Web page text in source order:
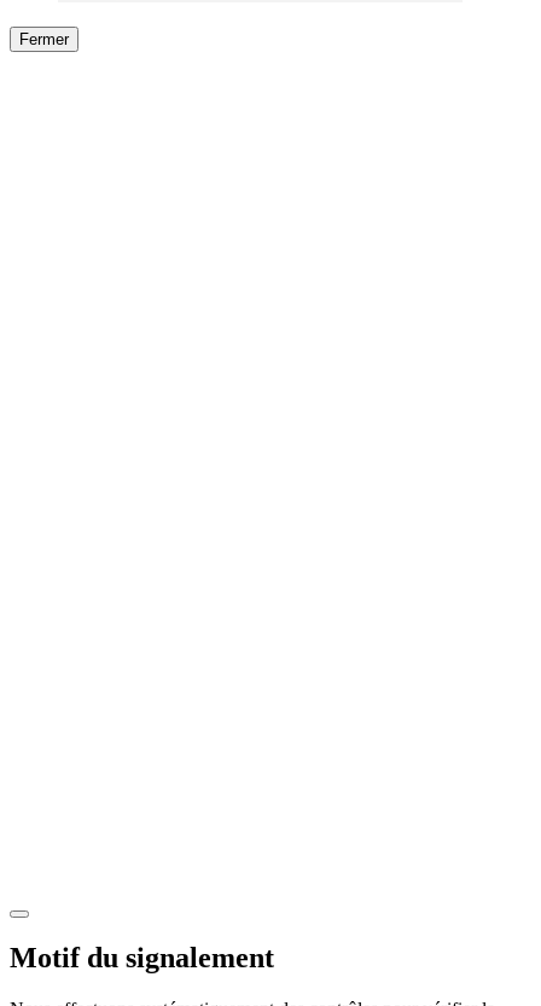
Fermer
Motif du signalement